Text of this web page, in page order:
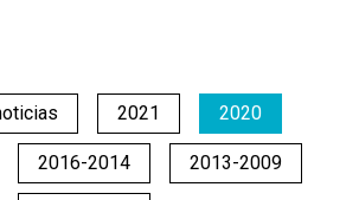
2021 2020
2016-2014 2013-2009